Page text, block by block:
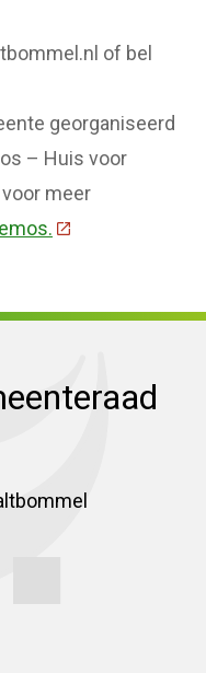
of bel
georganiseerd
– Huis voor
meer
(Deze link gaat